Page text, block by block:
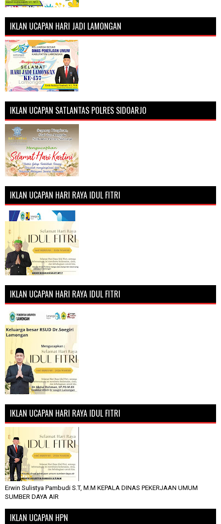
IKLAN UCAPAN HARI JADI LAMONGAN
IKLAN UCAPAN SATLANTAS POLRES SIDOARJO
IKLAN UCAPAN HARI RAYA IDUL FITRI
IKLAN UCAPAN HARI RAYA IDUL FITRI
IKLAN UCAPAN HARI RAYA IDUL FITRI
Erwin Sulistya Pambudi S.T, M.M KEPALA DINAS PEKERJAAN UMUM
SUMBER DAYA AIR
IKLAN UCAPAN HPN